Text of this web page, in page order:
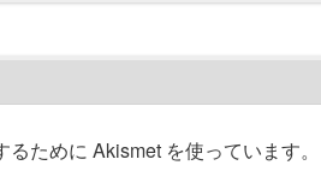
ために Akismet を使っています。